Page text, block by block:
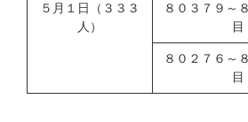
５月１日（３３３
人）
８０３７９～
目
８０２７６～
目